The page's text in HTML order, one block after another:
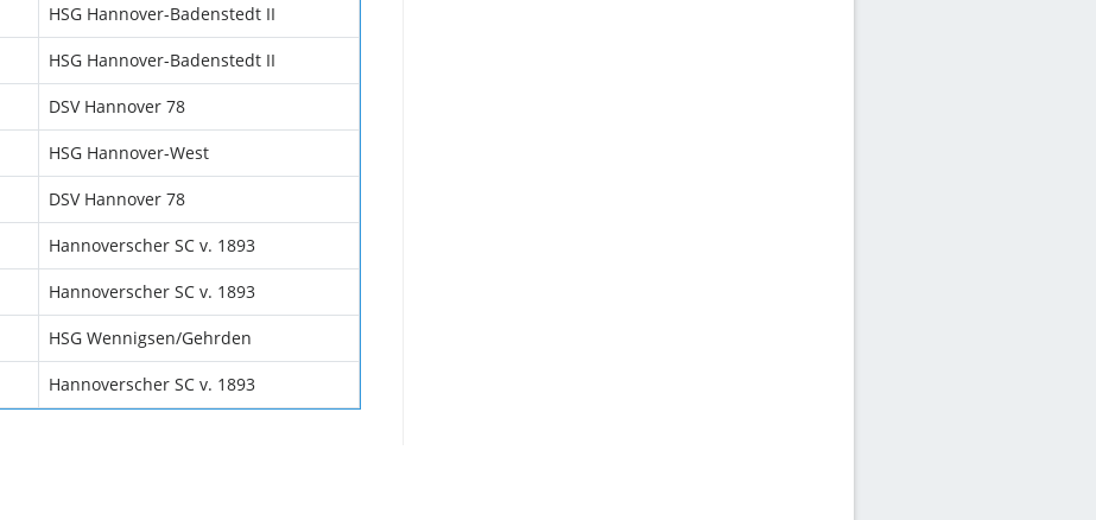
HSG Hannover-Badenstedt II
HSG Hannover-Badenstedt II
DSV Hannover 78
HSG Hannover-West
DSV Hannover 78
Hannoverscher SC v. 1893
Hannoverscher SC v. 1893
HSG Wennigsen/Gehrden
Hannoverscher SC v. 1893